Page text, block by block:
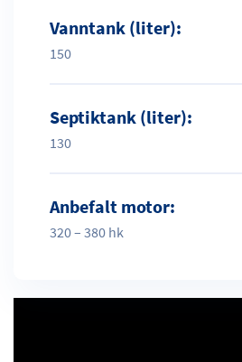
Vanntank (liter):
150
Septiktank (liter):
130
Anbefalt motor:
320 – 380 hk